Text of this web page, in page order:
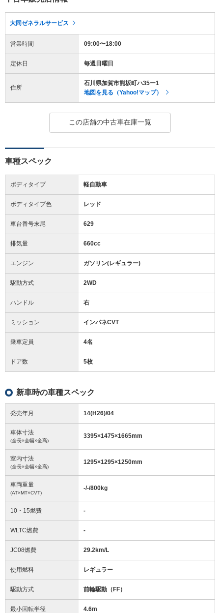
大同ゼネラルサービス
営業時間 09:00〜18:00
定休日 毎週日曜日
住所
石川県加賀市熊坂町ハ35ー1
地図を見る（Yahoo!マップ）
この店舗の中古車在庫一覧
車種スペック
ボディタイプ 軽自動車
ボディタイプ色 レッド
車台番号末尾 629
排気量 660cc
エンジン ガソリン(レギュラー)
駆動方式 2WD
ハンドル 右
ミッション インパネCVT
乗車定員 4名
ドア数 5枚
新車時の車種スペック
発売年月 14(H26)/04
車体寸法
(全長×全幅×全高)
3395×1475×1665mm
室内寸法
(全長×全幅×全高)
1295×1295×1250mm
車両重量
(AT×MT×CVT)
-/-/800kg
10・15燃費 -
WLTC燃費 -
JC08燃費 29.2km/L
使用燃料 レギュラー
駆動方式 前輪駆動（FF）
最小回転半径 4.6m